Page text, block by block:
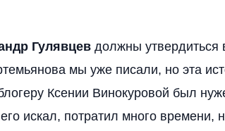
Гулявцев должны утвердиться
мы уже писали, но эта
Ксении Винокуровой был
искал, потратил много времени,